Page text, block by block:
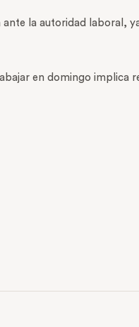
la autoridad laboral,
en domingo implica